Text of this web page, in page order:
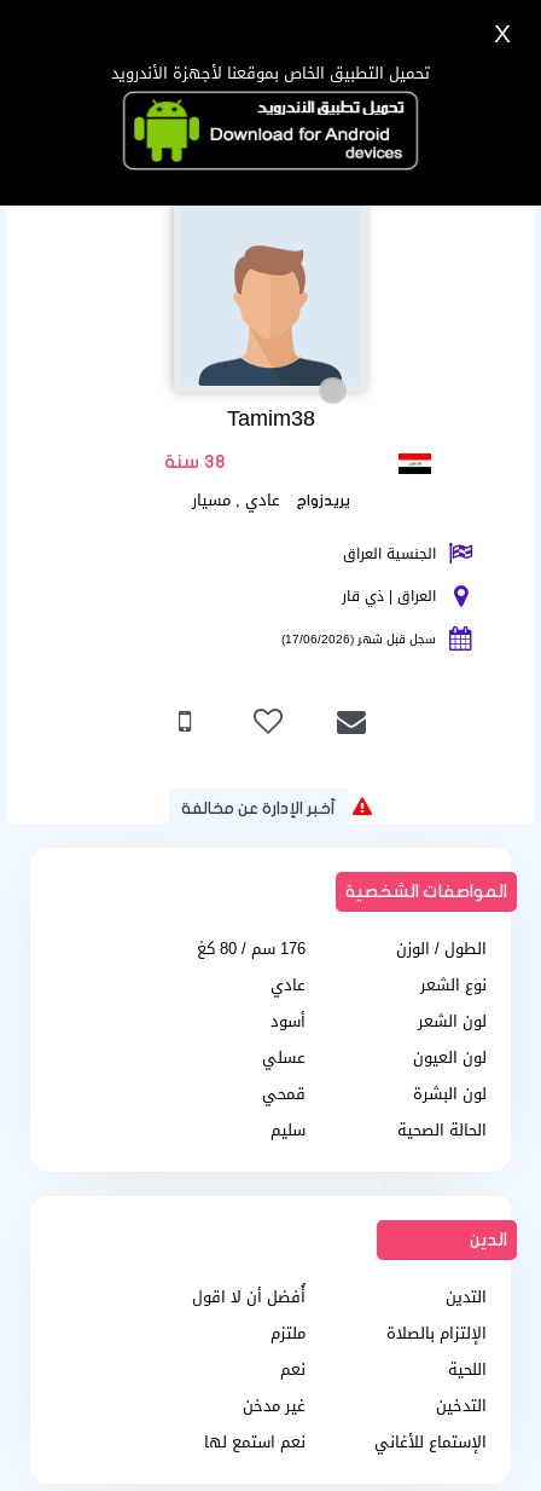
Tamim38
38 سنة
يريدزواج عادي , مسيار
الجنسية العراق
العراق | ذي قار
سجل قبل شهر (17/06/2026)
أخبر الإدارة عن مخالفة
المواصفات الشخصية
الطول / الوزن
176 سم / 80 كغ
نوع الشعر
عادي
لون الشعر
أسود
لون العيون
عسلي
لون البشرة
قمحي
الحالة الصحية
سليم
الدين
التدين
أُفضل أن لا اقول
الإلتزام بالصلاة
ملتزم
اللحية
نعم
التدخين
غير مدخن
الإستماع للأغاني
نعم استمع لها
X
تحميل التطبيق الخاص بموقعنا لأجهزة الأندرويد